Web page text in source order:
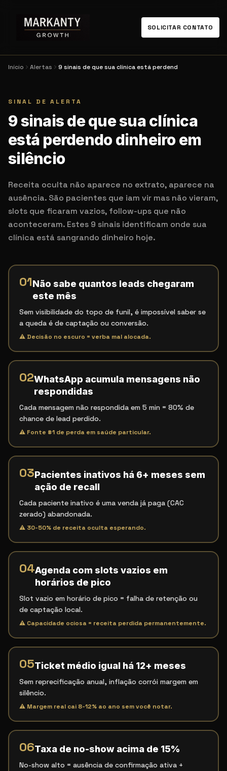
SOLICITAR CONTATO
Início Alertas 9 sinais de que sua clínica está perdend
SINAL DE ALERTA
9 sinais de que sua clínica
está perdendo dinheiro em
silêncio
Receita oculta não aparece no extrato, aparece na
ausência. São pacientes que iam vir mas não vieram,
slots que ficaram vazios, follow-ups que não
aconteceram. Estes 9 sinais identificam onde sua
clínica está sangrando dinheiro hoje.
01Não sabe quantos leads chegaram
este mês
Sem visibilidade do topo de funil, é impossível saber se
a queda é de captação ou conversão.
⚠ Decisão no escuro = verba mal alocada.
02WhatsApp acumula mensagens não
respondidas
Cada mensagem não respondida em 5 min = 80% de
chance de lead perdido.
⚠ Fonte #1 de perda em saúde particular.
03Pacientes inativos há 6+ meses sem
ação de recall
Cada paciente inativo é uma venda já paga (CAC
zerado) abandonada.
⚠ 30-50% de receita oculta esperando.
04Agenda com slots vazios em
horários de pico
Slot vazio em horário de pico = falha de retenção ou
de captação local.
⚠ Capacidade ociosa = receita perdida permanentemente.
05Ticket médio igual há 12+ meses
Sem reprecificação anual, inflação corrói margem em
silêncio.
⚠ Margem real cai 8-12% ao ano sem você notar.
06Taxa de no-show acima de 15%
No-show alto = ausência de confirmação ativa +